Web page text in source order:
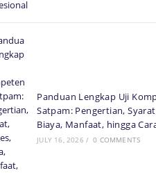
Panduan Lengkap Uji
Satpam: Pengertian,
Biaya, Manfaat, hingga
JULY 16, 2026 / 0 COMMENTS